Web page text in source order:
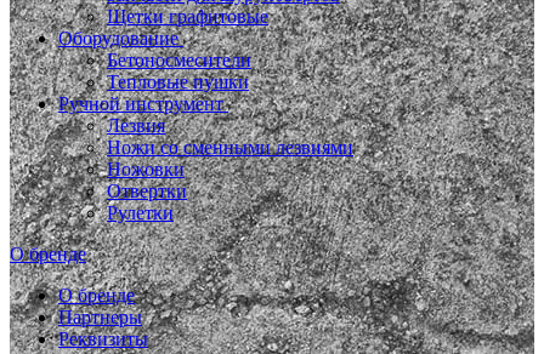
Щетки графитовые
Оборудование
Бетоносмесители
Тепловые пушки
Ручной инструмент
Лезвия
Ножи со сменными лезвиями
Ножовки
Отвертки
Рулетки
О бренде
О бренде
Партнеры
Реквизиты